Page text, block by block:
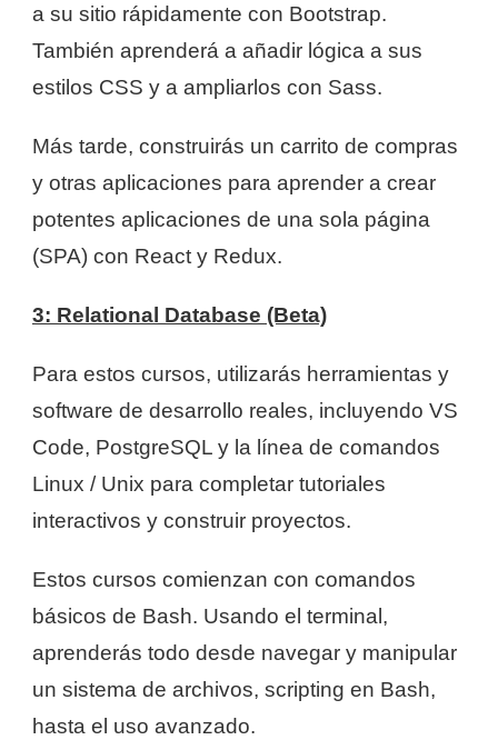
a su sitio rápidamente con Bootstrap.
También aprenderá a añadir lógica a sus
estilos CSS y a ampliarlos con Sass.
Más tarde, construirás un carrito de compras
y otras aplicaciones para aprender a crear
potentes aplicaciones de una sola página
(SPA) con React y Redux.
3: Relational Database (Beta)
Para estos cursos, utilizarás herramientas y
software de desarrollo reales, incluyendo VS
Code, PostgreSQL y la línea de comandos
Linux / Unix para completar tutoriales
interactivos y construir proyectos.
Estos cursos comienzan con comandos
básicos de Bash. Usando el terminal,
aprenderás todo desde navegar y manipular
un sistema de archivos, scripting en Bash,
hasta el uso avanzado.